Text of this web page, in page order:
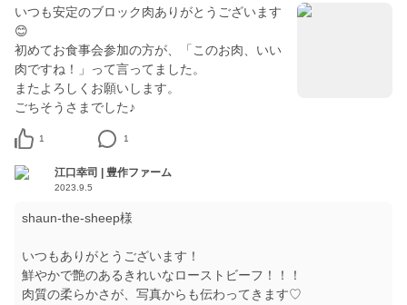
いつも安定のブロック肉ありがとうございます
😊
初めてお食事会参加の方が、「このお肉、いい
肉ですね！」って言ってました。
またよろしくお願いします。
ごちそうさまでした♪
1 1
江口幸司 | 豊作ファーム
2023.9.5
shaun-the-sheep様
いつもありがとうございます！
鮮やかで艶のあるきれいなローストビーフ！！！
肉質の柔らかさが、写真からも伝わってきます♡